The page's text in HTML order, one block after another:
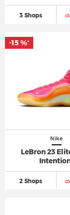
3 Shops
Nike
LeBron 23
2 Shops
-15 %*